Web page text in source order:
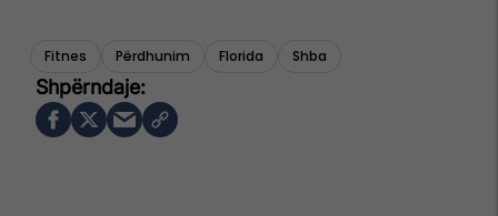
Fitnes Përdhunim Florida Shba